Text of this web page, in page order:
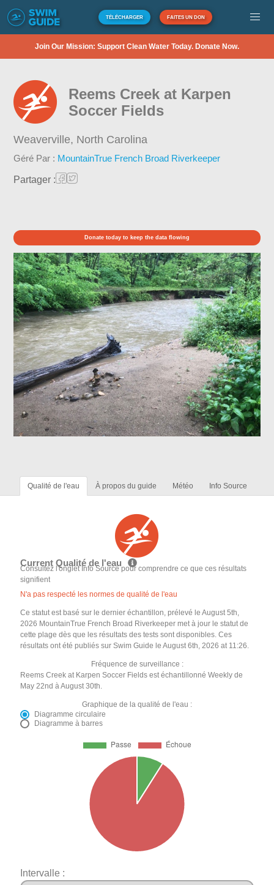
TÉLÉCHARGER FAITES UN DON
Join Our Mission: Support Clean Water Today. Donate Now.
Reems Creek at Karpen
Soccer Fields
Weaverville, North Carolina
Géré Par : MountainTrue French Broad Riverkeeper
Partager :
Donate today to keep the data flowing
Qualité de l'eau À propos du guide Météo Info Source
Current Qualité de l'eau
Consultez l'onglet Info Source pour comprendre ce que ces résultats
signifient
N'a pas respecté les normes de qualité de l'eau
Ce statut est basé sur le dernier échantillon, prélevé le August 5th,
2026 MountainTrue French Broad Riverkeeper met à jour le statut de
cette plage dès que les résultats des tests sont disponibles. Ces
résultats ont été publiés sur Swim Guide le August 6th, 2026 at 11:26.
Fréquence de surveillance :
Reems Creek at Karpen Soccer Fields est échantillonné Weekly de
May 22nd à August 30th.
Graphique de la qualité de l'eau :
Diagramme circulaire
Diagramme à barres
Intervalle :